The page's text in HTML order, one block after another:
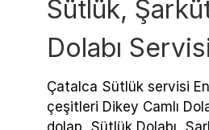
Sütlük,
Dolabı
Çatalca Sütlük servisi
çeşitleri Dikey Camlı
dolap, Sütlük Dolabı,